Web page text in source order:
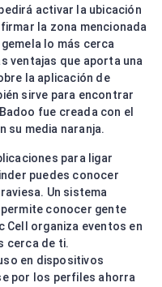
activar la ubicación
la zona mencionada
lo más cerca
ventajas que aporta una
la aplicación de
sirve para encontrar
fue creada con el
su media naranja.
para ligar
puedes conocer
Un sistema
conocer gente
Cell organiza eventos en
cerca de ti.
en dispositivos
por los perfiles ahorra